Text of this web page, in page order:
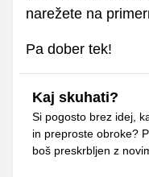
narežete na
Pa dober tek!
Kaj skuhati?
Si pogosto brez idej,
in preproste obroke?
boš preskrbljen z